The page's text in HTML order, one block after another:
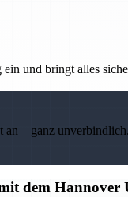
und bringt alles
an – ganz unverbindlich.
dem Hannover